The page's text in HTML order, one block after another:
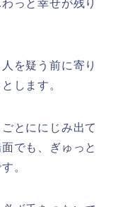
っと幸せが残り
を疑う前に寄り
します。
とににじみ出て
でも、ぎゅっと
。